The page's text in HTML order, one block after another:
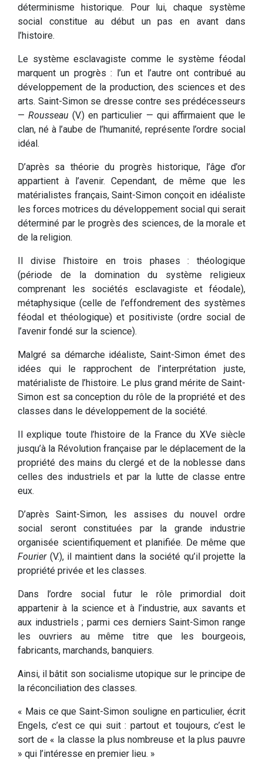
déterminisme historique. Pour lui, chaque système
social constitue au début un pas en avant dans
l’histoire.
Le système esclavagiste comme le système féodal
marquent un progrès : l’un et l’autre ont contribué au
développement de la production, des sciences et des
arts. Saint-Simon se dresse contre ses prédécesseurs
—Rousseau (V.) en particulier — qui affirmaient que le
clan, né à l’aube de l’humanité, représente l’ordre social
idéal.
D’après sa théorie du progrès historique, l’âge d’or
appartient à l’avenir. Cependant, de même que les
matérialistes français, Saint-Simon conçoit en idéaliste
les forces motrices du développement social qui serait
déterminé par le progrès des sciences, de la morale et
de la religion.
Il divise l’histoire en trois phases : théologique
(période de la domination du système religieux
comprenant les sociétés esclavagiste et féodale),
métaphysique (celle de l’effondrement des systèmes
féodal et théologique) et positiviste (ordre social de
l’avenir fondé sur la science).
Malgré sa démarche idéaliste, Saint-Simon émet des
idées qui le rapprochent de l’interprétation juste,
matérialiste de l’histoire. Le plus grand mérite de Saint-
Simon est sa conception du rôle de la propriété et des
classes dans le développement de la société.
Il explique toute l’histoire de la France du XVe siècle
jusqu’à la Révolution française par le déplacement de la
propriété des mains du clergé et de la noblesse dans
celles des industriels et par la lutte de classe entre
eux.
D’après Saint-Simon, les assises du nouvel ordre
social seront constituées par la grande industrie
organisée scientifiquement et planifiée. De même que
Fourier(V.), il maintient dans la société qu’il projette la
propriété privée et les classes.
Dans l’ordre social futur le rôle primordial doit
appartenir à la science et à l’industrie, aux savants et
aux industriels ; parmi ces derniers Saint-Simon range
les ouvriers au même titre que les bourgeois,
fabricants, marchands, banquiers.
Ainsi, il bâtit son socialisme utopique sur le principe de
la réconciliation des classes.
« Mais ce que Saint-Simon souligne en particulier, écrit
Engels, c’est ce qui suit : partout et toujours, c’est le
sort de « la classe la plus nombreuse et la plus pauvre
» qui l’intéresse en premier lieu. »